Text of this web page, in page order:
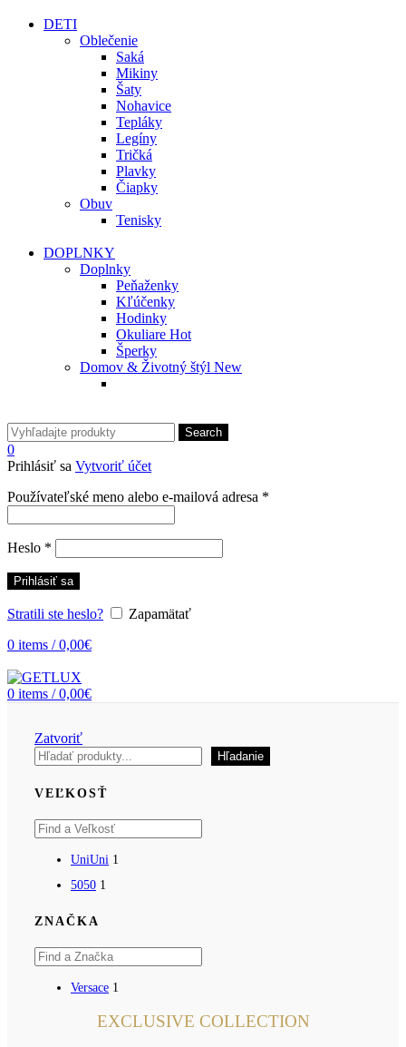
DETI
Oblečenie
Saká
Mikiny
Šaty
Nohavice
Tepláky
Legíny
Tričká
Plavky
Čiapky
Obuv
Tenisky
DOPLNKY
Doplnky
Peňaženky
Kľúčenky
Hodinky
Okuliare Hot
Šperky
Domov & Životný štýl New
Search
0
Prihlásiť sa Vytvoriť účet
Používateľské meno alebo e-mailová adresa *
Heslo *
Prihlásiť sa
Stratili ste heslo?
Zapamätať
0 items / 0,00€
0 items / 0,00€
Zatvoriť
Hľadať
Hľadanie
VEĽKOSŤ
UniUni 1
5050 1
ZNAČKA
Versace 1
EXCLUSIVE COLLECTION